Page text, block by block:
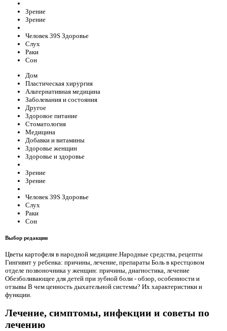
Зрение
Зрение
Человек 39S Здоровье
Слух
Раки
Сон
Дом
Пластическая хирургия
Альтернативная медицина
Заболевания и состояния
Другое
Здоровое питание
Стоматология
Медицина
Добавки и витамины
Здоровье женщин
Здоровье и здоровье
Зрение
Зрение
Человек 39S Здоровье
Слух
Раки
Сон
Выбор редакции
Цветы картофеля в народной медицине.Народные средства, рецепты
Гингивит у ребенка: причины, лечение, препараты Боль в крестцовом
отделе позвоночника у женщин: причины, диагностика, лечение
Обезболивающее для детей при зубной боли - обзор, особенности и
отзывы В чем ценность дыхательной системы? Их характеристики и
функции.
Лечение, симптомы, инфекции и советы по
лечению